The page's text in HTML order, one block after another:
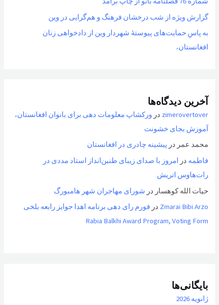
گزارش ویژه از شب درخشان فرهنگ و هم‌گرایی در وین
به پاسِ حمایت‌های پیوستهٔ شهردار وین از دادخواهی زنان
افغانستان،
آخرین دیدگاه‌ها
zimerovertover در ورکشاپ معلومات دهی برای بانوان افغانستان،
آموزش بجای خشونت
محمد عمر در پیشینه چادری در افغانستان
فاطمه در امروز با صدای زیبای طنین‌انداز استاد مددی در
رات‌هاوس اتریش
حیات الله کوهسار در شورای مهاجران شهر هامبورگ
Zmarai Bibi Arzo در فورم رای دهی برنامه اهدا جوایز رابعه بلخی
Rabia Balkhi Award Program, Voting Form
بایگانی‌ها
ژانویه 2026